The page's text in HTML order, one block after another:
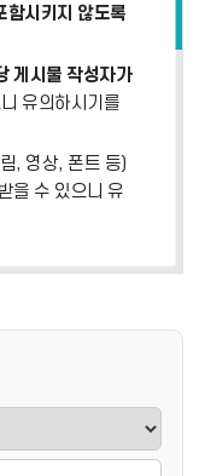
함시키지 않도록
게시물 작성자가
유의하시기를
, 영상, 폰트 등)
을 수 있으니 유